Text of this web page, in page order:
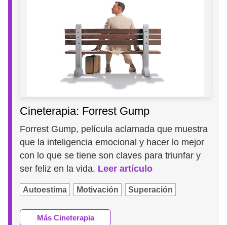
Cineterapia: Forrest Gump
Forrest Gump, película aclamada que muestra
que la inteligencia emocional y hacer lo mejor
con lo que se tiene son claves para triunfar y
ser feliz en la vida. Leer artículo
Autoestima Motivación Superación
Más Cineterapia